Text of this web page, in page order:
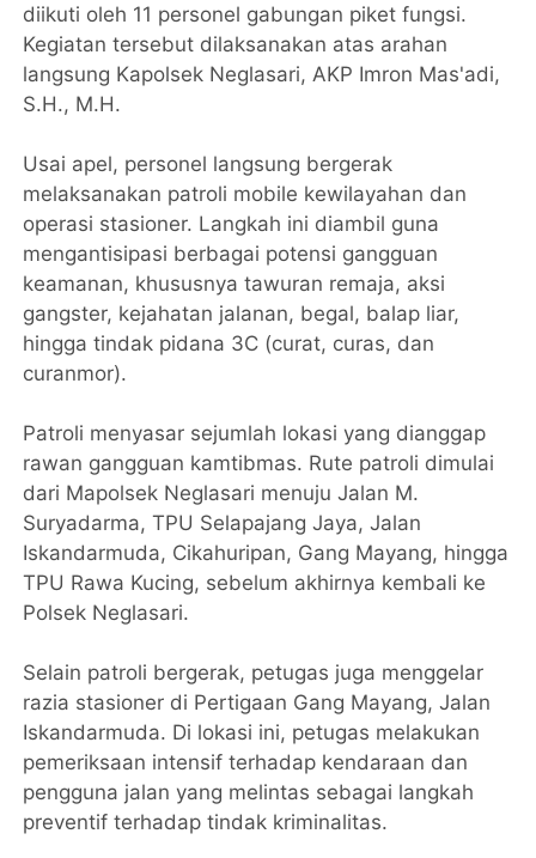
diikuti oleh 11 personel gabungan piket fungsi.
Kegiatan tersebut dilaksanakan atas arahan
langsung Kapolsek Neglasari, AKP Imron Mas'adi,
S.H., M.H.
Usai apel, personel langsung bergerak
melaksanakan patroli mobile kewilayahan dan
operasi stasioner. Langkah ini diambil guna
mengantisipasi berbagai potensi gangguan
keamanan, khususnya tawuran remaja, aksi
gangster, kejahatan jalanan, begal, balap liar,
hingga tindak pidana 3C (curat, curas, dan
curanmor).
Patroli menyasar sejumlah lokasi yang dianggap
rawan gangguan kamtibmas. Rute patroli dimulai
dari Mapolsek Neglasari menuju Jalan M.
Suryadarma, TPU Selapajang Jaya, Jalan
Iskandarmuda, Cikahuripan, Gang Mayang, hingga
TPU Rawa Kucing, sebelum akhirnya kembali ke
Polsek Neglasari.
Selain patroli bergerak, petugas juga menggelar
razia stasioner di Pertigaan Gang Mayang, Jalan
Iskandarmuda. Di lokasi ini, petugas melakukan
pemeriksaan intensif terhadap kendaraan dan
pengguna jalan yang melintas sebagai langkah
preventif terhadap tindak kriminalitas.